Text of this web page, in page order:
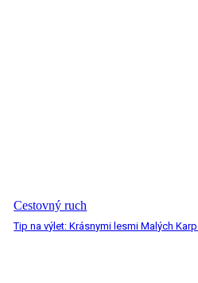
Cestovný ruch
Tip na výlet: Krásnymi lesmi Malých